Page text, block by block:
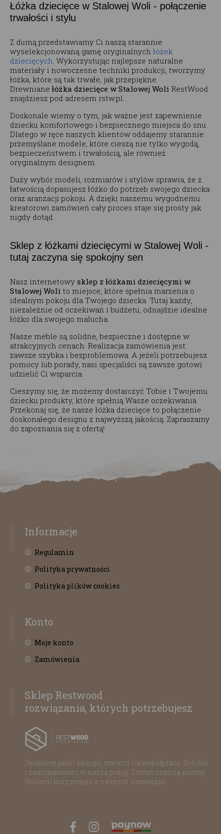
Łóżka dziecięce w Stalowej Woli - połączenie
trwałości i stylu
Z dumą przedstawiamy Ci naszą starannie
wyselekcjonowaną gamę oryginalnych łóżek
dziecięcych. Wykorzystując najlepsze naturalne
materiały i nowoczesne techniki produkcji, tworzymy
łóżka, które są tak trwałe, jak przepiękne.
Drewniane łóżka dziecięce w Stalowej Woli RestWood
znajdziesz pod adresem rstw.pl.
Doskonale wiemy o tym, jak ważne jest zapewnienie
dziecku komfortowego i bezpiecznego miejsca do snu.
Dlatego w ręce naszych klientów oddajemy starannie
przemyślane modele, które cieszą nie tylko wygodą,
bezpieczeństwem i trwałością, ale również
oryginalnym designem.
Duży wybór modeli, rozmiarów i stylów sprawia, że z
łatwością dopasujesz łóżko do potrzeb swojego dziecka
oraz aranżacji pokoju. A dzięki naszemu wygodnemu
kreatorowi zamówień cały proces staje się prosty jak
nigdy dotąd.
Sklep z łóżkami dziecięcymi w Stalowej Woli -
tutaj zaczyna się spokojny sen
Nasz internetowy sklep z łóżkami dziecięcymi w
Stalowej Woli to miejsce, które spełnia marzenia o
idealnym pokoju dla Twojego dziecka. Tutaj każdy,
niezależnie od oczekiwań i budżetu, odnajdzie idealne
łóżko dla swojego malucha.
Nasze meble są solidne, bezpieczne i dostępne w
atrakcyjnych cenach. Realizacja zamówienia jest
zawsze szybka i bezproblemowa. A jeżeli potrzebujesz
pomocy lub porady, nasi specjaliści są zawsze gotowi
udzielić Ci wsparcia.
Cieszymy się, że możemy dostarczyć Tobie i Twojemu
dziecku produkty, które spełnią Wasze oczekiwania.
Przekonaj się, że nasze łóżka dziecięce to połączenie
doskonałego designu z najwyższą jakością. Zapraszamy
do zapoznania się z ofertą!
Informacje
Regulamin
Polityka prywatności
Polityka plików cookies
Konto
Moje konto
Zamówienia
Sklep Restwood
rozwiązania, których potrzebujesz
Jesteśmy pełni energii, otwarci na współpracę. Solidni
i zaangażowani w naszą pracę. Zostań częścią naszej
Stolarni korzystając z naszych rozwiązań